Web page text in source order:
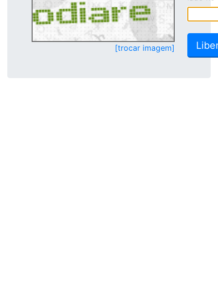
[trocar imagem]